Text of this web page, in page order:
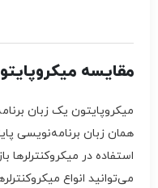
مقایسه
میکروپایتون یک زبان
همان زبان برنامه‌نویسی
استفاده در
می‌توانید انواع